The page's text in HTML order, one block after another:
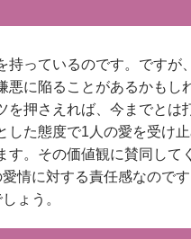
っているのです。ですが
に陥ることがあるかもし
を押さえれば、今までとは
た態度で1人の愛を受け
す。その価値観に賛同して
情に対する責任感なので
ょう。